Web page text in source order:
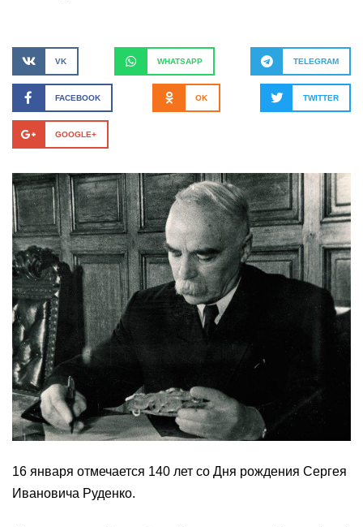
VK WHATSAPP TELEGRAM
FACEBOOK OK TWITTER
GOOGLE+
16 января отмечается 140 лет со Дня рождения Сергея
Ивановича Руденко.